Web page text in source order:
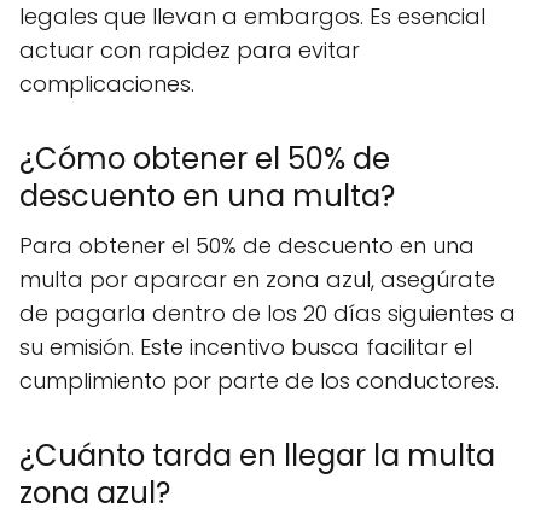
legales que llevan a embargos. Es esencial
actuar con rapidez para evitar
complicaciones.
¿Cómo obtener el 50% de
descuento en una multa?
Para obtener el 50% de descuento en una
multa por aparcar en zona azul, asegúrate
de pagarla dentro de los 20 días siguientes a
su emisión. Este incentivo busca facilitar el
cumplimiento por parte de los conductores.
¿Cuánto tarda en llegar la multa
zona azul?